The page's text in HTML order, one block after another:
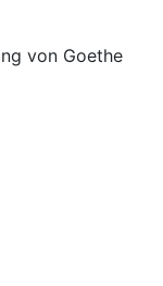
von Goethe